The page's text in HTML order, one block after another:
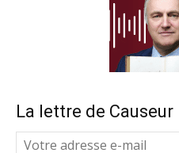
La lettre de Causeur